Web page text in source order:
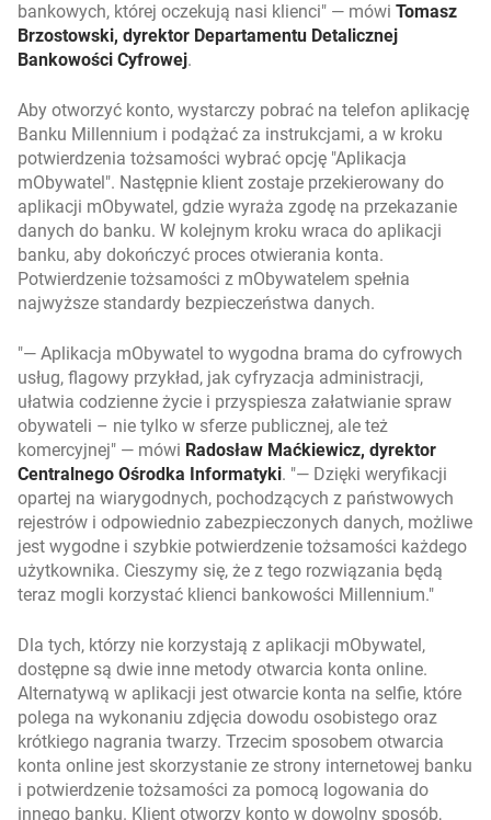
bankowych, której oczekują nasi klienci — mówi Tomasz
Brzostowski, dyrektor Departamentu Detalicznej
Bankowości Cyfrowej.
Aby otworzyć konto, wystarczy pobrać na telefon aplikację
Banku Millennium i podążać za instrukcjami, a w kroku
potwierdzenia tożsamości wybrać opcję "Aplikacja
mObywatel". Następnie klient zostaje przekierowany do
aplikacji mObywatel, gdzie wyraża zgodę na przekazanie
danych do banku. W kolejnym kroku wraca do aplikacji
banku, aby dokończyć proces otwierania konta.
Potwierdzenie tożsamości z mObywatelem spełnia
najwyższe standardy bezpieczeństwa danych.
— Aplikacja mObywatel to wygodna brama do cyfrowych
usług, flagowy przykład, jak cyfryzacja administracji,
ułatwia codzienne życie i przyspiesza załatwianie spraw
obywateli – nie tylko w sferze publicznej, ale też
komercyjnej — mówi Radosław Maćkiewicz, dyrektor
Centralnego Ośrodka Informatyki. — Dzięki weryfikacji
opartej na wiarygodnych, pochodzących z państwowych
rejestrów i odpowiednio zabezpieczonych danych, możliwe
jest wygodne i szybkie potwierdzenie tożsamości każdego
użytkownika. Cieszymy się, że z tego rozwiązania będą
teraz mogli korzystać klienci bankowości Millennium.
Dla tych, którzy nie korzystają z aplikacji mObywatel,
dostępne są dwie inne metody otwarcia konta online.
Alternatywą w aplikacji jest otwarcie konta na selfie, które
polega na wykonaniu zdjęcia dowodu osobistego oraz
krótkiego nagrania twarzy. Trzecim sposobem otwarcia
konta online jest skorzystanie ze strony internetowej banku
i potwierdzenie tożsamości za pomocą logowania do
innego banku. Klient otworzy konto w dowolny sposób,